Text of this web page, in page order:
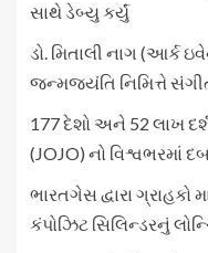
સાથે ડેબ્યુ કર્યું
ડો. મિતાલી નાગ (આર્ક
જન્મજયંતિ નિમિત્તે
177 દેશો અને 52 લાખ
(JOJO) નો વિશ્વભરમાં
ભારતગેસ દ્વારા ગ્રાહકો
કંપોઝિટ સિલિન્ડરનું